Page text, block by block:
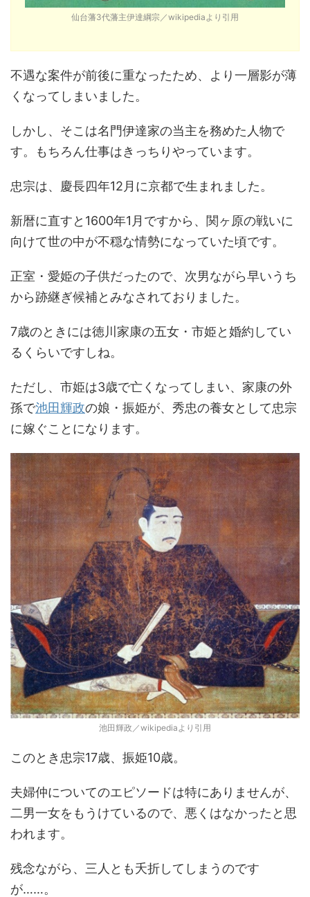
仙台藩3代藩主伊達綱宗／wikipediaより引用
不遇な案件が前後に重なったため、より一層影が薄
くなってしまいました。
しかし、そこは名門伊達家の当主を務めた人物で
す。もちろん仕事はきっちりやっています。
忠宗は、慶長四年12月に京都で生まれました。
新暦に直すと1600年1月ですから、関ヶ原の戦いに
向けて世の中が不穏な情勢になっていた頃です。
正室・愛姫の子供だったので、次男ながら早いうち
から跡継ぎ候補とみなされておりました。
7歳のときには徳川家康の五女・市姫と婚約してい
るくらいですしね。
ただし、市姫は3歳で亡くなってしまい、家康の外
孫で池田輝政の娘・振姫が、秀忠の養女として忠宗
に嫁ぐことになります。
池田輝政／wikipediaより引用
このとき忠宗17歳、振姫10歳。
夫婦仲についてのエピソードは特にありませんが、
二男一女をもうけているので、悪くはなかったと思
われます。
残念ながら、三人とも夭折してしまうのです
が……。